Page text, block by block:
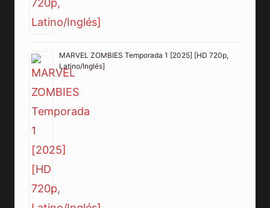
MARVEL ZOMBIES Temporada 1 [2025] [HD 720p,
Latino/Inglés]